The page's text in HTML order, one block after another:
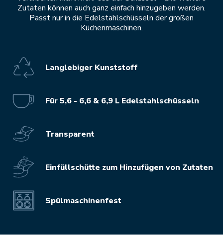
Zutaten können auch ganz einfach hinzugeben werden.
Passt nur in die Edelstahlschüsseln der großen
Küchenmaschinen.
Langlebiger Kunststoff
Für 5,6 - 6,6 & 6,9 L Edelstahlschüsseln
Transparent
Einfüllschütte zum Hinzufügen von Zutaten
Spülmaschinenfest